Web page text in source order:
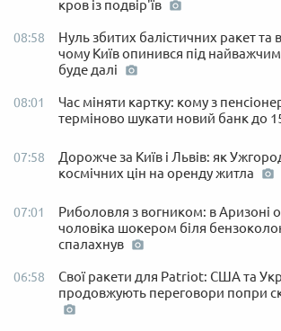
кров із подвір'їв
08:58
Нуль збитих балістичних ракет та
чому Київ опинився під
буде далі
08:01
Час міняти картку: кому з
терміново шукати новий банк до
07:58
Дорожче за Київ і Львів: як
космічних цін на оренду житла
07:01
Риболовля з вогником: в Аризоні
чоловіка шокером біля
спалахнув
06:58
Свої ракети для Patriot: США та
продовжують переговори попри